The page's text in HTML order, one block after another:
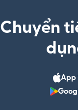
Chuyển
App